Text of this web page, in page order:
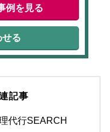
例を見る
せる
記事
代行SEARCH